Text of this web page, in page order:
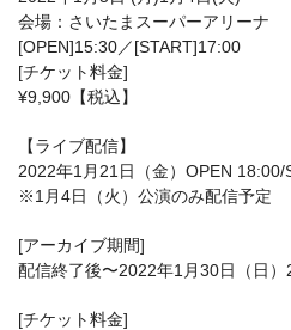
会場：さいたまスーパーアリーナ
[OPEN]15:30／[START]17:00
[チケット料金]
¥9,900【税込】
【ライブ配信】
2022年1月21日（金）OPEN 18:00/
※1月4日（火）公演のみ配信予定
[アーカイブ期間]
配信終了後〜2022年1月30日（日
[チケット料金]